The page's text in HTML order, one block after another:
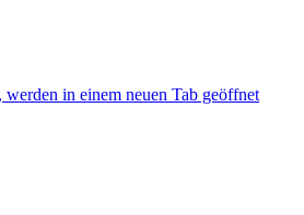
in einem neuen Tab geöffnet